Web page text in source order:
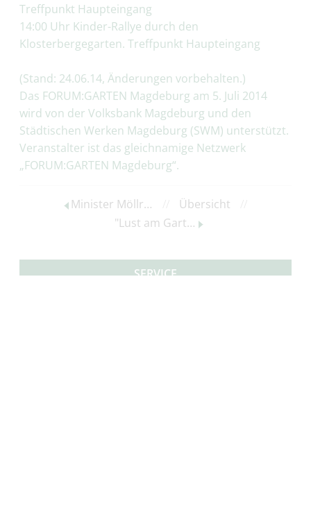
Treffpunkt Haupteingang
14:00 Uhr Kinder-Rallye durch den
Klosterbergegarten. Treffpunkt Haupteingang
(Stand: 24.06.14, Änderungen vorbehalten.)
Das FORUM:GARTEN Magdeburg am 5. Juli 2014
wird von der Volksbank Magdeburg und den
Städtischen Werken Magdeburg (SWM) unterstützt.
Veranstalter ist das gleichnamige Netzwerk
„FORUM:GARTEN Magdeburg“.
Minister Möllring enthült erste der 43 neuen Gartenträume-Infotafeln Übersicht
"Lust am Garten – Tag der Parks & Gärten" in Sachsen-Anhalt
SERVICE